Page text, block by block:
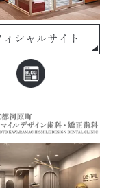
ィシャルサイト